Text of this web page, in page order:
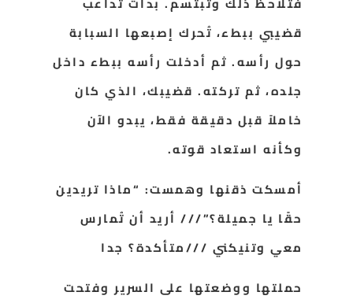
قضيبي ببطء، تُحرك إصبعها السبابة
حول رأسه. ثم أدخلت رأسه ببطء داخل
جلده، ثم تركته. قضيبك، الذي كان
خاملاً قبل دقيقة فقط، يبدو الآن
وكأنه استعاد قوته.
أمسكت ذقنها وهمست: “ماذا تريدين
حقًا يا جميلة؟”/// أريد أن تُمارس
معي وتنيكني ///متأكدة؟ جدا
حملتها ووضعتها على السرير وفتحت